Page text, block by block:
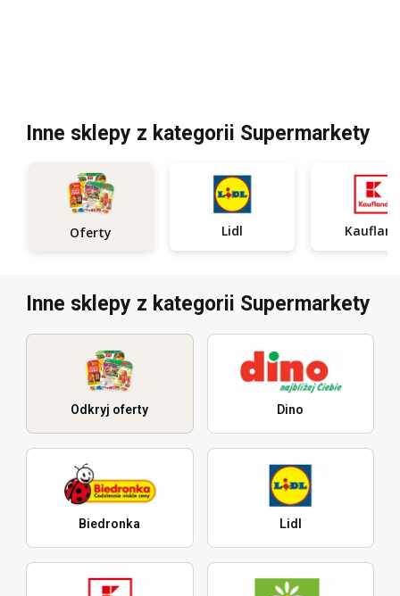
Inne sklepy z kategorii Supermarkety
Oferty Lidl
Inne sklepy z kategorii Supermarkety
Odkryj oferty Dino
Biedronka Lidl